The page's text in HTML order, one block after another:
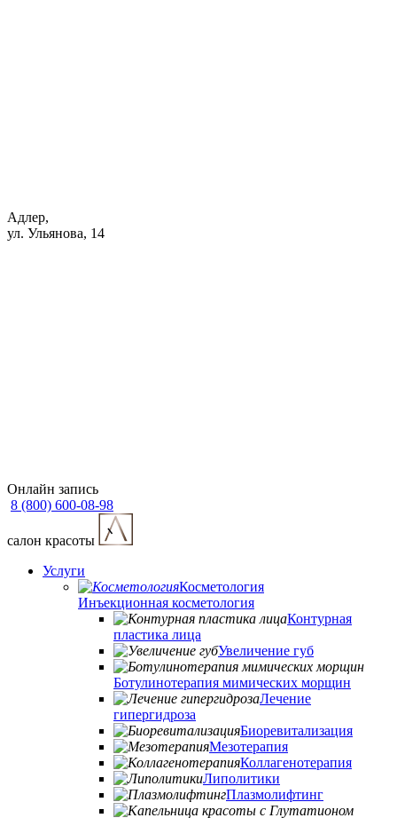
Адлер,
ул. Ульянова, 14
Онлайн запись
8 (800) 600-08-98
cалон красоты
Услуги
Косметология
Инъекционная косметология
Контурная
пластика лица
Увеличение губ
Ботулинотерапия мимических морщин
Лечение
гипергидроза
Биоревитализация
Мезотерапия
Коллагенотерапия
Липолитики
Плазмолифтинг